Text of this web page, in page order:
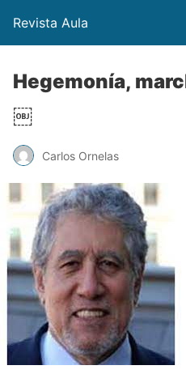
Revista Aula
Hegemonía,
￼
Carlos Ornelas